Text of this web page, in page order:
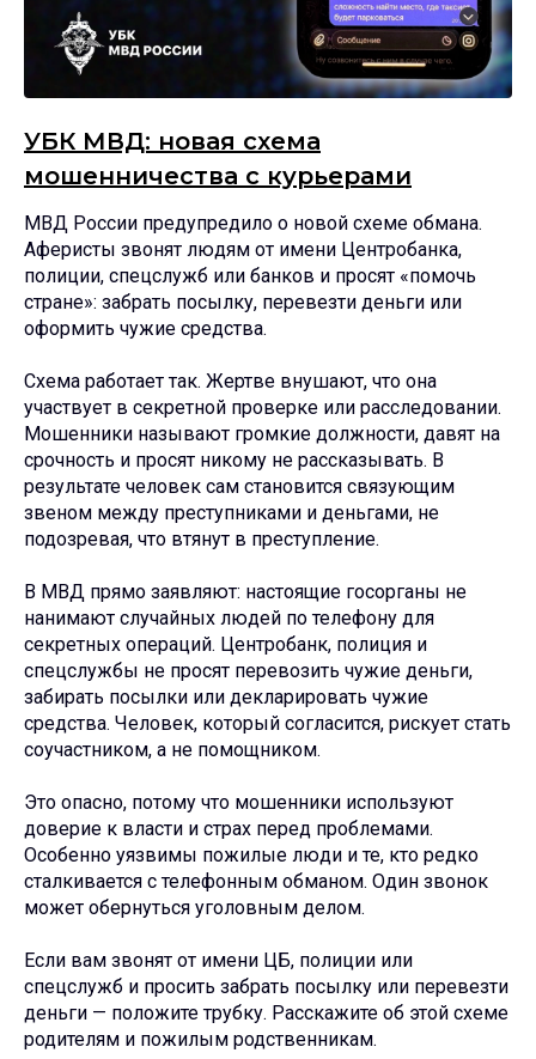
УБК МВД: новая схема
мошенничества с курьерами
МВД России предупредило о новой схеме обмана.
Аферисты звонят людям от имени Центробанка,
полиции, спецслужб или банков и просят «помочь
стране»: забрать посылку, перевезти деньги или
оформить чужие средства.
Схема работает так. Жертве внушают, что она
участвует в секретной проверке или расследовании.
Мошенники называют громкие должности, давят на
срочность и просят никому не рассказывать. В
результате человек сам становится связующим
звеном между преступниками и деньгами, не
подозревая, что втянут в преступление.
В МВД прямо заявляют: настоящие госорганы не
нанимают случайных людей по телефону для
секретных операций. Центробанк, полиция и
спецслужбы не просят перевозить чужие деньги,
забирать посылки или декларировать чужие
средства. Человек, который согласится, рискует стать
соучастником, а не помощником.
Это опасно, потому что мошенники используют
доверие к власти и страх перед проблемами.
Особенно уязвимы пожилые люди и те, кто редко
сталкивается с телефонным обманом. Один звонок
может обернуться уголовным делом.
Если вам звонят от имени ЦБ, полиции или
спецслужб и просить забрать посылку или перевезти
деньги — положите трубку. Расскажите об этой схеме
родителям и пожилым родственникам.